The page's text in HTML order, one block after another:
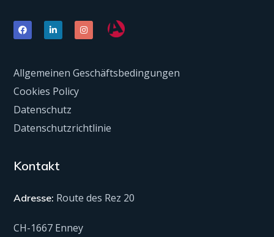
Allgemeinen Geschäftsbedingungen
Cookies Policy
Datenschutz
Datenschutzrichtlinie
Kontakt
Adresse: Route des Rez 20
CH-1667 Enney